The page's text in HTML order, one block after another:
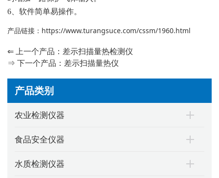
产品类别
农业检测仪器
食品安全仪器
水质检测仪器
6、软件简单易操作。
产品链接： https://www.turangsuce.com/cssm/1960.html
⇐ 上一个产品： 差示扫描量热检测仪
⇒ 下一个产品： 差示扫描量热仪